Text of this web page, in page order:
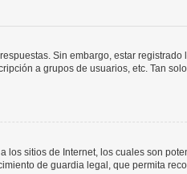
Sin embargo, estar registrado
a grupos de usuarios, etc. Tan
los sitios de Internet, los cuales son
de guardia legal, que permita